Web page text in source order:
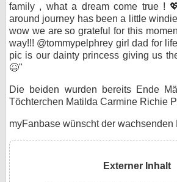
family , what a dream come true !
around journey has been a little
wow we are so grateful for this
way!!! @tommypelphrey girl dad for
pic is our dainty princess giving us the
😆"
Die beiden wurden bereits Ende
Töchterchen Matilda Carmine Richie
myFanbase wünscht der wachsenden
Externer Inhalt
Datenschutz
Impressum